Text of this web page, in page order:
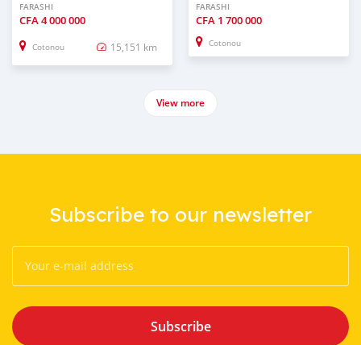
FARASHI
CFA4 000 000
Cotonou 15,151 km
FARASHI
CFA 1 700 000
Cotonou
View more
Subscribe to our newsletter
Subscribe